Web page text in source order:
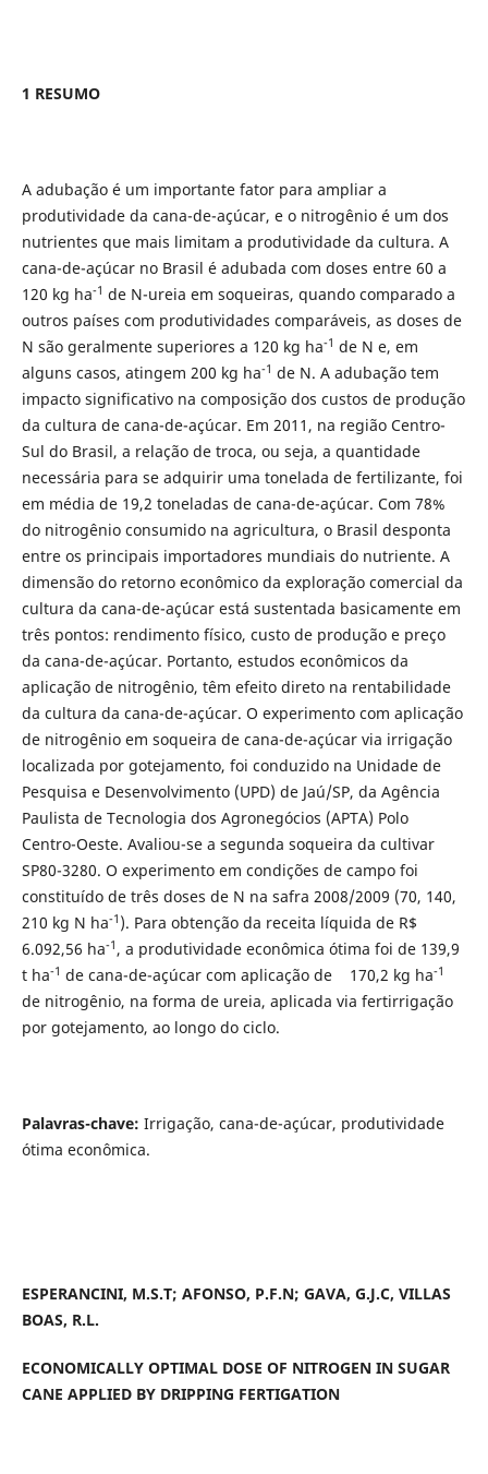
1 RESUMO
A adubação é um importante fator para ampliar a
produtividade da cana-de-açúcar, e o nitrogênio é um dos
nutrientes que mais limitam a produtividade da cultura. A
cana-de-açúcar no Brasil é adubada com doses entre 60 a
120 kg ha-1 de N-ureia em soqueiras, quando comparado a
outros países com produtividades comparáveis, as doses de
N são geralmente superiores a 120 kg ha-1 de N e, em
alguns casos, atingem 200 kg ha-1 de N. A adubação tem
impacto significativo na composição dos custos de produção
da cultura de cana-de-açúcar. Em 2011, na região Centro-
Sul do Brasil, a relação de troca, ou seja, a quantidade
necessária para se adquirir uma tonelada de fertilizante, foi
em média de 19,2 toneladas de cana-de-açúcar. Com 78%
do nitrogênio consumido na agricultura, o Brasil desponta
entre os principais importadores mundiais do nutriente. A
dimensão do retorno econômico da exploração comercial da
cultura da cana-de-açúcar está sustentada basicamente em
três pontos: rendimento físico, custo de produção e preço
da cana-de-açúcar. Portanto, estudos econômicos da
aplicação de nitrogênio, têm efeito direto na rentabilidade
da cultura da cana-de-açúcar. O experimento com aplicação
de nitrogênio em soqueira de cana-de-açúcar via irrigação
localizada por gotejamento, foi conduzido na Unidade de
Pesquisa e Desenvolvimento (UPD) de Jaú/SP, da Agência
Paulista de Tecnologia dos Agronegócios (APTA) Polo
Centro-Oeste. Avaliou-se a segunda soqueira da cultivar
SP80-3280. O experimento em condições de campo foi
constituído de três doses de N na safra 2008/2009 (70, 140,
210 kg N ha-1 ). Para obtenção da receita líquida de R$
6.092,56 ha-1 , a produtividade econômica ótima foi de 139,9
t ha-1 de cana-de-açúcar com aplicação de 170,2 kg ha-1
de nitrogênio, na forma de ureia, aplicada via fertirrigação
por gotejamento, ao longo do ciclo.
Palavras-chave: Irrigação, cana-de-açúcar, produtividade
ótima econômica.
ESPERANCINI, M.S.T; AFONSO, P.F.N; GAVA, G.J.C, VILLAS
BOAS, R.L.
ECONOMICALLY OPTIMAL DOSE OF NITROGEN IN SUGAR
CANE APPLIED BY DRIPPING FERTIGATION